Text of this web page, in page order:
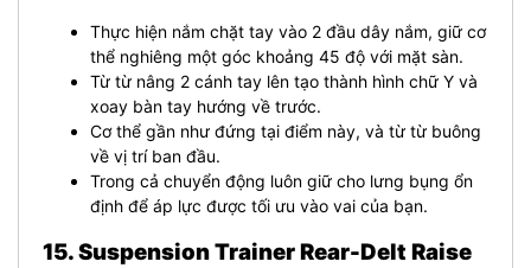
Thực hiện nắm chặt tay vào 2 đầu dây nắm, giữ cơ
thể nghiêng một góc khoảng 45 độ với mặt sàn.
Từ từ nâng 2 cánh tay lên tạo thành hình chữ Y và
xoay bàn tay hướng về trước.
Cơ thể gần như đứng tại điểm này, và từ từ buông
về vị trí ban đầu.
Trong cả chuyển động luôn giữ cho lưng bụng ổn
định để áp lực được tối ưu vào vai của bạn.
15. Suspension Trainer Rear-Delt Raise